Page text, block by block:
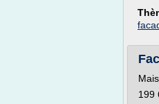
199